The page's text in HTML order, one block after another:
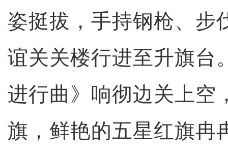
姿挺拔，手持钢枪、步
谊关关楼行进至升旗台
进行曲》响彻边关上空
旗，鲜艳的五星红旗冉